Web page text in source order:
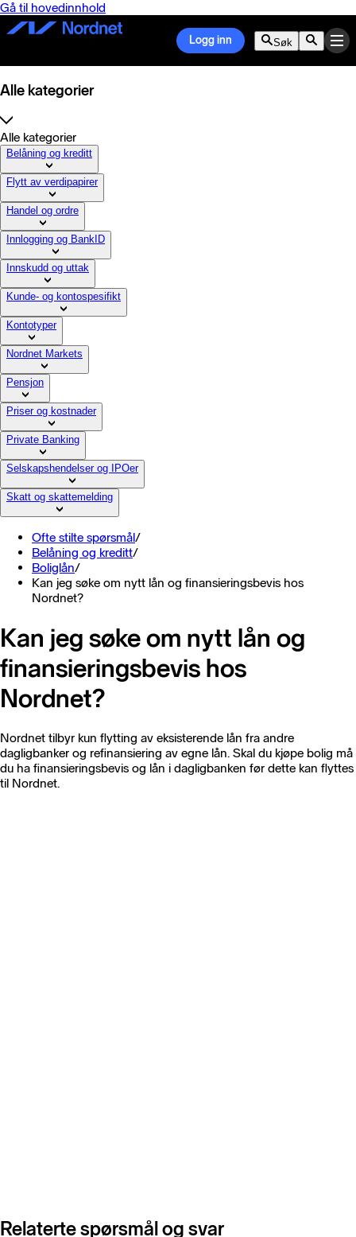
Gå til hovedinnhold
Logg inn Søk
Alle kategorier
Alle kategorier
Belåning og kreditt
Flytt av verdipapirer
Handel og ordre
Innlogging og BankID
Innskudd og uttak
Kunde- og kontospesifikt
Kontotyper
Nordnet Markets
Pensjon
Priser og kostnader
Private Banking
Selskapshendelser og IPOer
Skatt og skattemelding
Ofte stilte spørsmål/
Belåning og kreditt/
Boliglån/
Kan jeg søke om nytt lån og finansieringsbevis hos
Nordnet?
Kan jeg søke om nytt lån og
finansieringsbevis hos
Nordnet?
Nordnet tilbyr kun flytting av eksisterende lån fra andre
dagligbanker og refinansiering av egne lån. Skal du kjøpe bolig må
du ha finansieringsbevis og lån i dagligbanken før dette kan flyttes
til Nordnet.
Relaterte spørsmål og svar